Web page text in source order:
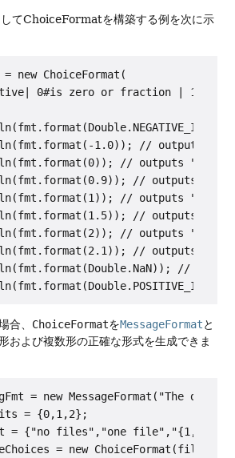
てChoiceFormatを構築する例を次に示
new ChoiceFormat(
0#is zero or fraction | 1#is
1.0)); // outputs "is
// outputs "is
// outputs "is
// outputs "is
// outputs "is
// outputs "is
// outputs "is
//
合、 ChoiceFormatをMessageFormatと
および複数形の正確な形式を生成できま
= new MessageFormat("The
= {0,1,2};
= {"no files","one
= new